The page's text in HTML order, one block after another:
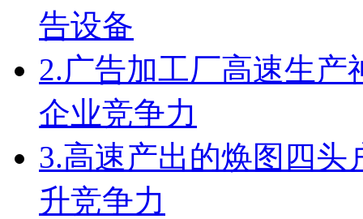
告设备
2.广告加工厂高速生产
企业竞争力
3.高速产出的焕图四头
升竞争力